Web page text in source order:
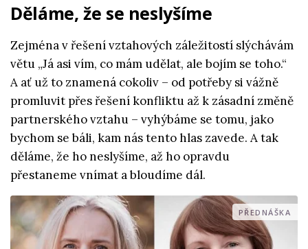
Děláme, že se neslyšíme
Zejména v řešení vztahových záležitostí slýchávám
větu „Já asi vím, co mám udělat, ale bojím se toho.“
A ať už to znamená cokoliv – od potřeby si vážně
promluvit přes řešení konfliktu až k zásadní změně
partnerského vztahu – vyhýbáme se tomu, jako
bychom se báli, kam nás tento hlas zavede. A tak
děláme, že ho neslyšíme, až ho opravdu
přestaneme vnímat a bloudíme dál.
PŘEDNÁŠKA